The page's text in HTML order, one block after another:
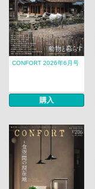
CONFORT 2026年6月号
購入